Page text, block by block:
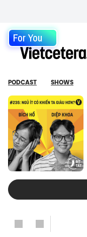
For You
PODCAST SHOWS